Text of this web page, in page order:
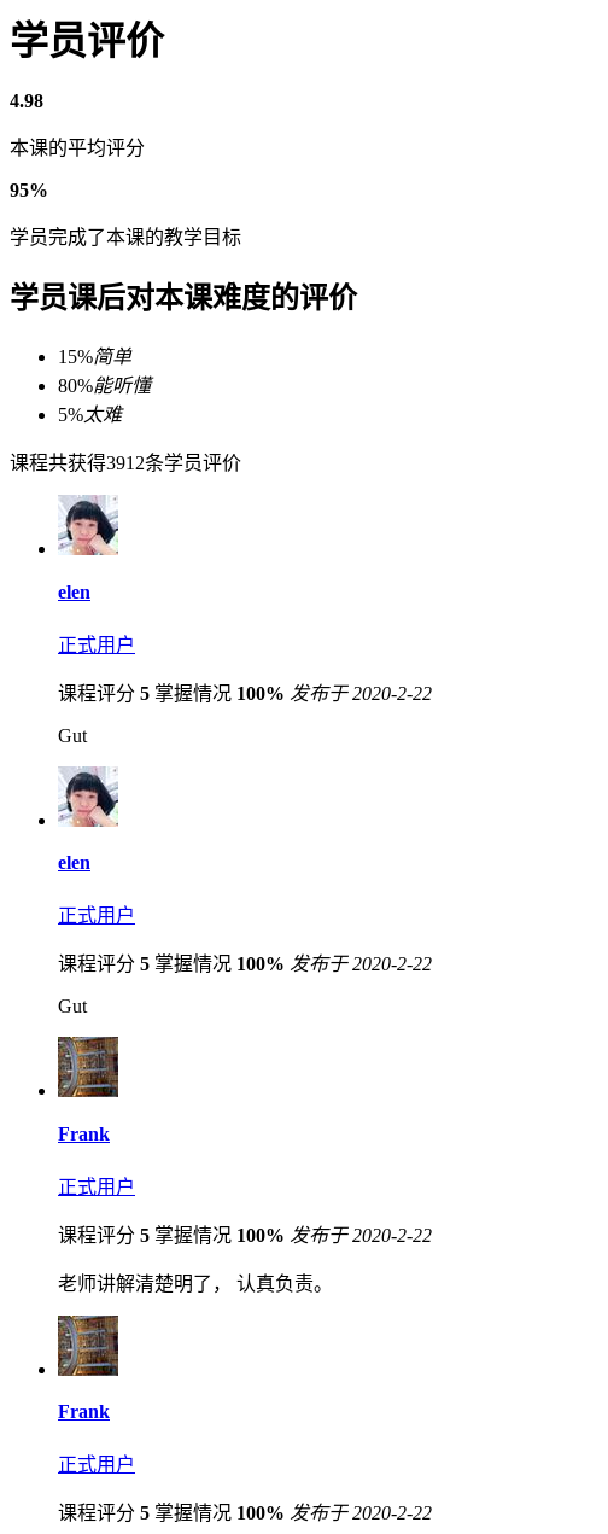
学员评价
4.98
本课的平均评分
95%
学员完成了本课的教学目标
学员课后对本课难度的评价
15%简单
80%能听懂
5%太难
课程共获得3912条学员评价
elen
正式用户
课程评分 5 掌握情况 100% 发布于 2020-2-22
Gut
elen
正式用户
课程评分 5 掌握情况 100% 发布于 2020-2-22
Gut
Frank
正式用户
课程评分 5 掌握情况 100% 发布于 2020-2-22
老师讲解清楚明了， 认真负责。
Frank
正式用户
课程评分 5 掌握情况 100% 发布于 2020-2-22